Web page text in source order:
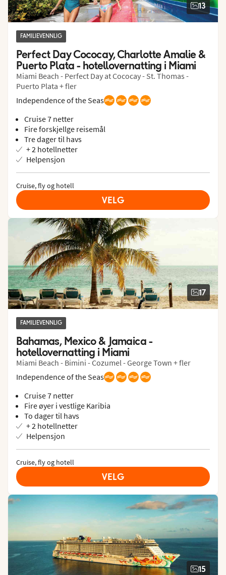
13
FAMILIEVENNLIG
Perfect Day Cococay, Charlotte Amalie &
Puerto Plata - hotellovernatting i Miami
Miami Beach - Perfect Day at Cococay - St. Thomas -
Puerto Plata + fler
Independence of the Seas
Cruise 7 netter
Fire forskjellge reisemål
Tre dager til havs
+ 2 hotellnetter
Helpensjon
Cruise, fly og hotell
VELG
17
FAMILIEVENNLIG
Bahamas, Mexico & Jamaica -
hotellovernatting i Miami
Miami Beach - Bimini - Cozumel - George Town + fler
Independence of the Seas
Cruise 7 netter
Fire øyer i vestlige Karibia
To dager til havs
+ 2 hotellnetter
Helpensjon
Cruise, fly og hotell
VELG
15